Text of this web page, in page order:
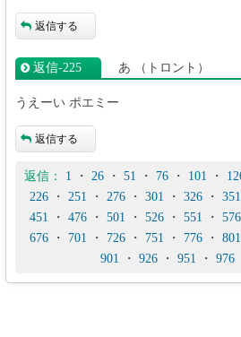
返信する
返信‐225 あ （トロント）
うえーい ポエミー
返信する
返信： 1 ・ 26 ・ 51 ・ 76 ・ 101 ・
226・ 251 ・ 276・ 301 ・ 326・ 351
451 ・ 476・ 501 ・ 526・ 551 ・ 576
676・ 701 ・ 726・ 751 ・ 776・ 801
901 ・ 926 ・ 951 ・ 976